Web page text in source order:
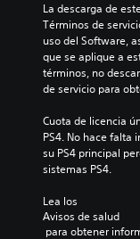
La descarga de
Términos de
uso del Software,
que se aplique a
términos, no
de servicio para
Cuota de licencia
PS4. No hace falta
su PS4 principal
sistemas PS4.
Lea los
Avisos de salud